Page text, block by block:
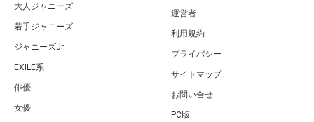
大人ジャニーズ
若手ジャニーズ
ジャニーズJr.
EXILE系
俳優
女優
運営者
利用規約
プライバシー
サイトマップ
お問い合せ
PC版